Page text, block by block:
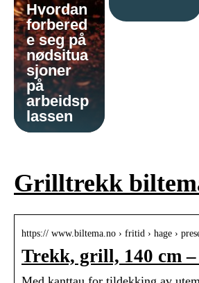
Hvordan
forbered
e seg på
nødsitua
sjoner
på
arbeidsp
lassen
Grilltrekk
https:// www.biltema.no › fritid › hage ›
Trekk, grill, 140 cm